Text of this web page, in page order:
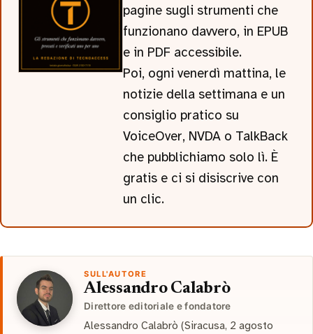
pagine sugli strumenti che
funzionano davvero, in EPUB
e in PDF accessibile.
Poi, ogni venerdì mattina, le
notizie della settimana e un
consiglio pratico su
VoiceOver, NVDA o TalkBack
che pubblichiamo solo lì. È
gratis e ci si disiscrive con
un clic.
SULL'AUTORE
Alessandro Calabrò
Direttore editoriale e fondatore
Alessandro Calabrò (Siracusa, 2 agosto